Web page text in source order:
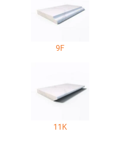
9F
11K